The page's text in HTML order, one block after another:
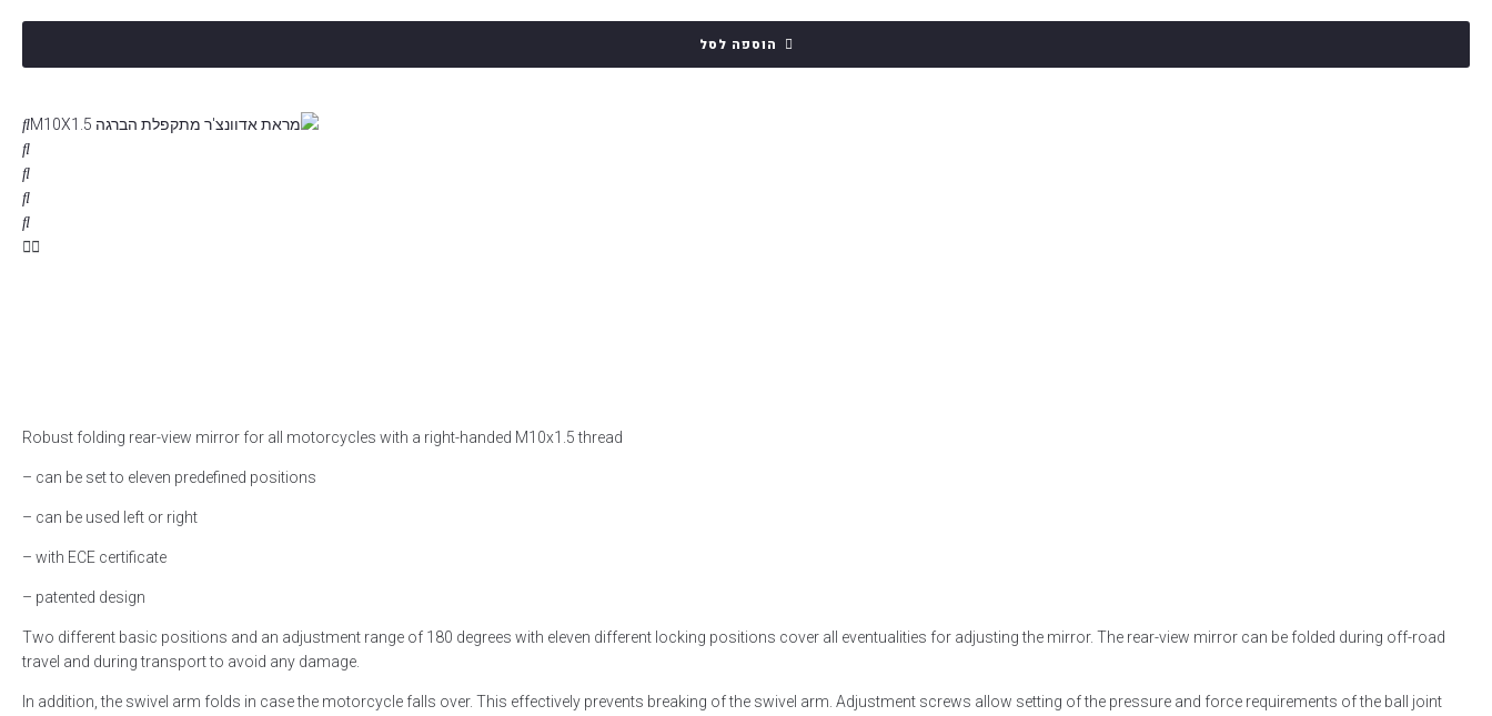
מראת
מתקפלת
הוספה לסל
Robust folding rear-view mirror for all motorcycles with a right-handed M10x1.5 thread
– can be set to eleven predefined positions
– can be used left or right
– with ECE certificate
– patented design
Two different basic positions and an adjustment range of 180 degrees with eleven different locking positions cover all eventualities for adjusting the mirror. The rear-view mirror can be folded during off-road
travel and during transport to avoid any damage.
In addition, the swivel arm folds in case the motorcycle falls over. This effectively prevents breaking of the swivel arm. Adjustment screws allow setting of the pressure and force requirements of the ball joint